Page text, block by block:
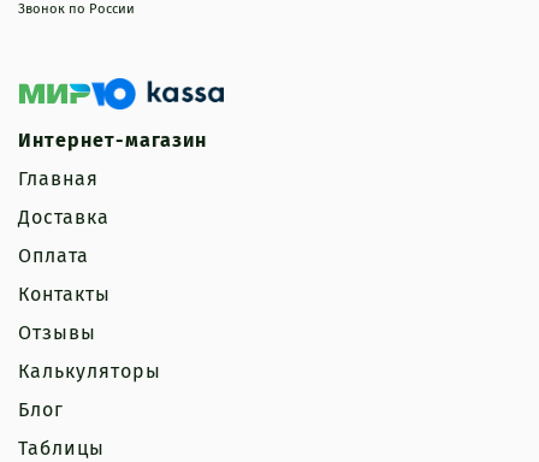
Интернет-магазин
Главная
Доставка
Оплата
Контакты
Отзывы
Калькуляторы
Блог
Таблицы
Звонок по России